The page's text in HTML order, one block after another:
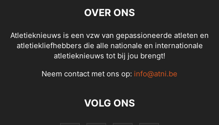
OVER ONS
Atletieknieuws is een vzw van gepassioneerde atleten en
atletiekliefhebbers die alle nationale en internationale
atletieknieuws tot bij jou brengt!
Neem contact met ons op: info@atni.be
VOLG ONS